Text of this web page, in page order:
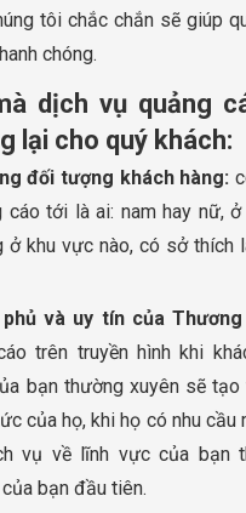
tôi chắc chắn sẽ giúp
chóng.
dịch vụ quảng
lại cho quý khách:
đối tượng khách hàng:
cáo tới là ai: nam hay nữ,
ở khu vực nào, có sở thích
và uy tín của Thương
trên truyền hình khi
bạn thường xuyên sẽ tạo
của họ, khi họ có nhu cầu
vụ về lĩnh vực của bạn
bạn đầu tiên.